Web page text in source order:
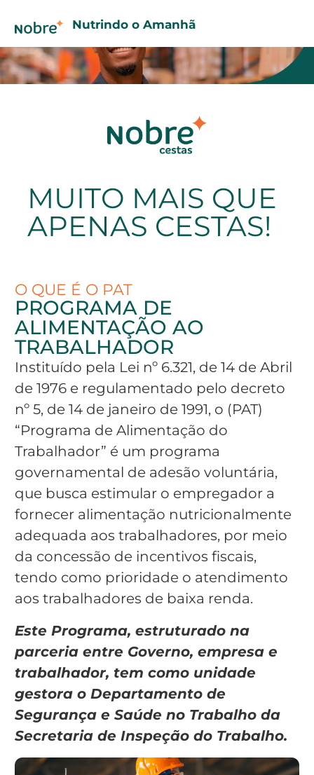
Nutrindo o Amanhã
MUITO MAIS QUE
APENAS CESTAS!
O QUE É O PAT
PROGRAMA DE
ALIMENTAÇÃO AO
TRABALHADOR
Instituído pela Lei nº 6.321, de 14 de Abril
de 1976 e regulamentado pelo decreto
nº 5, de 14 de janeiro de 1991, o (PAT)
“Programa de Alimentação do
Trabalhador” é um programa
governamental de adesão voluntária,
que busca estimular o empregador a
fornecer alimentação nutricionalmente
adequada aos trabalhadores, por meio
da concessão de incentivos fiscais,
tendo como prioridade o atendimento
aos trabalhadores de baixa renda.
Este Programa, estruturado na
parceria entre Governo, empresa e
trabalhador, tem como unidade
gestora o Departamento de
Segurança e Saúde no Trabalho da
Secretaria de Inspeção do Trabalho.